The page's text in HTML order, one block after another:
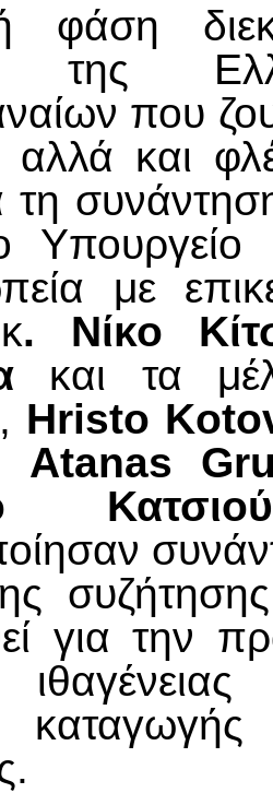
φάση
της
που
αλλά και
τη
Υπουργείο
με
. Νίκο
και τα
Hristo
Atanas
για την